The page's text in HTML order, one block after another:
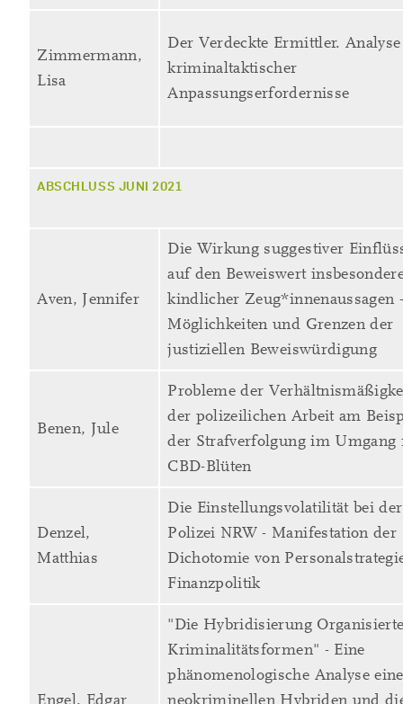
Zimmermann,
Lisa
Der Verdeckte Ermittler. Analyse
kriminaltaktischer
Anpassungserfordernisse
ABSCHLUSS JUNI 2021
Aven, Jennifer
Die Wirkung suggestiver
auf den Beweiswert
kindlicher Zeug*innenaussagen
Möglichkeiten und Grenzen der
justiziellen Beweiswürdigung
Benen, Jule
Probleme der
der polizeilichen Arbeit am
der Strafverfolgung im Umgang
CBD-Blüten
Denzel,
Matthias
Die Einstellungsvolatilität bei der
Polizei NRW - Manifestation der
Dichotomie von
Finanzpolitik
"Die Hybridisierung
Kriminalitätsformen" - Eine
phänomenologische Analyse